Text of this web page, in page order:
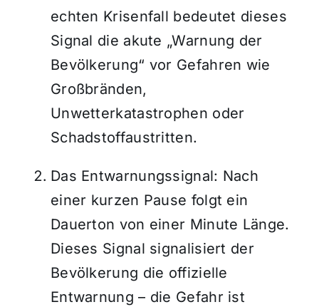
echten Krisenfall bedeutet dieses
Signal die akute „Warnung der
Bevölkerung“ vor Gefahren wie
Großbränden,
Unwetterkatastrophen oder
Schadstoffaustritten.
Das Entwarnungssignal: Nach
einer kurzen Pause folgt ein
Dauerton von einer Minute Länge.
Dieses Signal signalisiert der
Bevölkerung die offizielle
Entwarnung – die Gefahr ist